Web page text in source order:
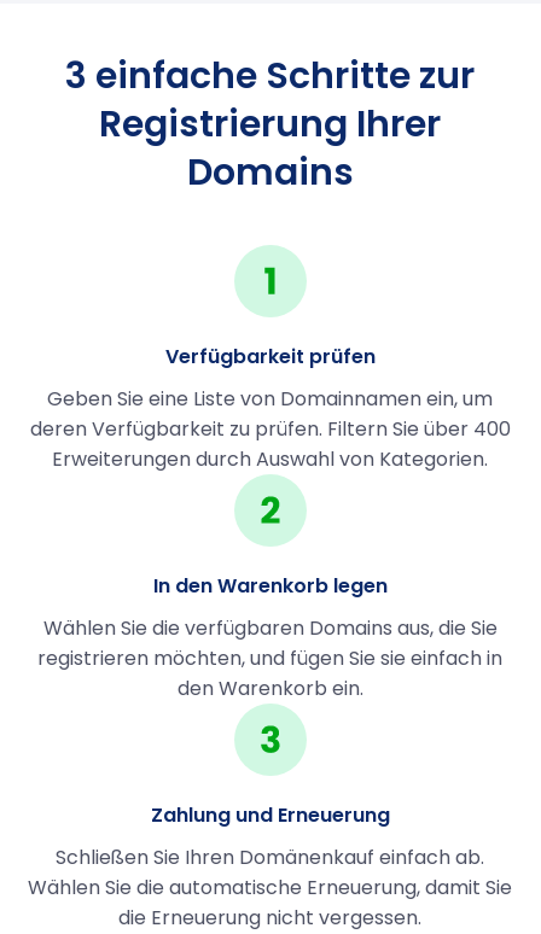
3 einfache Schritte zur
Registrierung Ihrer
Domains
Verfügbarkeit prüfen
Geben Sie eine Liste von Domainnamen ein, um
deren Verfügbarkeit zu prüfen. Filtern Sie über 400
Erweiterungen durch Auswahl von Kategorien.
In den Warenkorb legen
Wählen Sie die verfügbaren Domains aus, die Sie
registrieren möchten, und fügen Sie sie einfach in
den Warenkorb ein.
Zahlung und Erneuerung
Schließen Sie Ihren Domänenkauf einfach ab.
Wählen Sie die automatische Erneuerung, damit Sie
die Erneuerung nicht vergessen.